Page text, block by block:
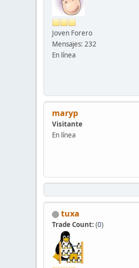
Joven Forero
Mensajes: 232
En línea
maryp
Visitante
En línea
tuxa
Trade Count: (0)